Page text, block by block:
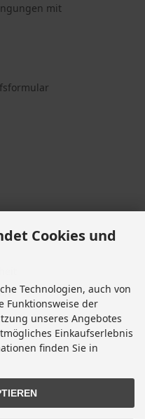
mit
Cookies und
Technologien, auch von
Funktionsweise der
unseres Angebotes
Einkaufserlebnis
finden Sie in